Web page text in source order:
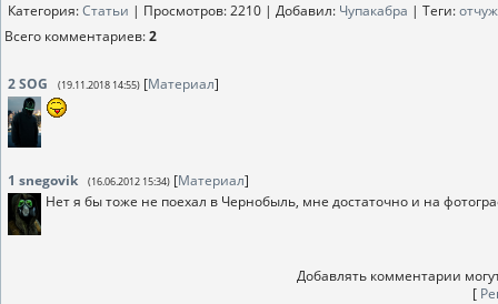
Категория:Статьи | Просмотров: 2210 | Добавил: Чупакабра | Теги:
Всего комментариев:2
2SOG (19.11.2018 14:55) [Материал]
1 snegovik (16.06.2012 15:34) [Материал]
Нет я бы тоже не поехал в Чернобыль, мне достаточно и на
Добавлять комментарии
[